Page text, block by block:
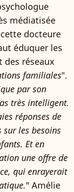
médiatisée
docteure
éduquer les
réseaux
familiales".
par son
très intelligent.
réponses de
les besoins
Et en
une offre de
qui enrayerait
" Amélie